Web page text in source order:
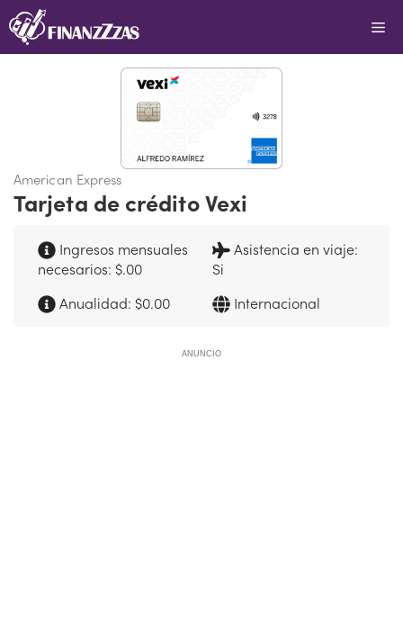
Saltar
al
American Express
Tarjeta de crédito Vexi
Ingresos mensuales
necesarios: $.00
Asistencia en viaje:
Si
Anualidad: $0.00
Internacional
ANUNCIO